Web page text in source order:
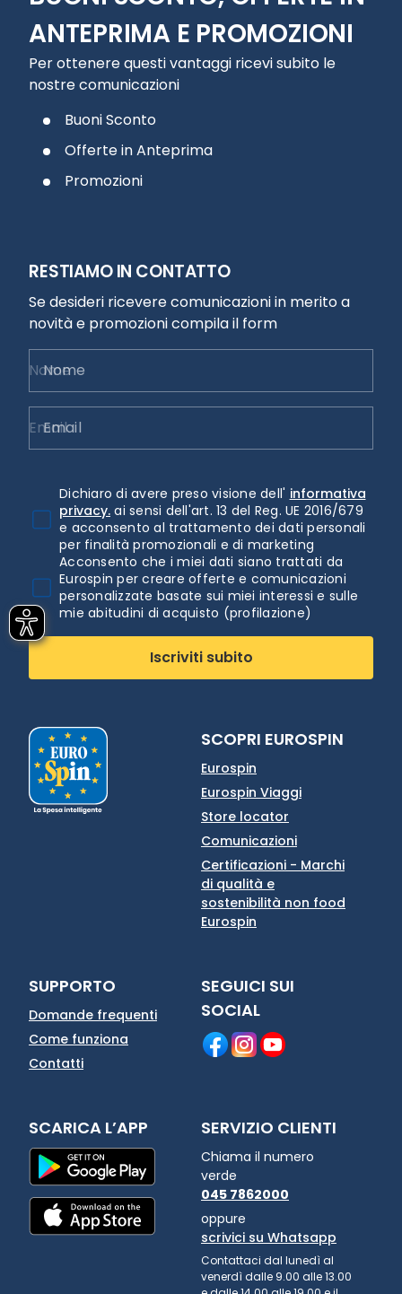
ANTEPRIMA E PROMOZIONI
Per ottenere questi vantaggi ricevi subito le
nostre comunicazioni
Buoni Sconto
Offerte in Anteprima
Promozioni
RESTIAMO IN CONTATTO
Se desideri ricevere comunicazioni in merito a
novità e promozioni compila il form
Nome
Email
Dichiaro di avere preso visione dell' informativa
privacy. ai sensi dell'art. 13 del Reg. UE 2016/679
e acconsento al trattamento dei dati personali
per finalità promozionali e di marketing
Acconsento che i miei dati siano trattati da
Eurospin per creare offerte e comunicazioni
personalizzate basate sui miei interessi e sulle
mie abitudini di acquisto (profilazione)
Iscriviti subito
SCOPRI EUROSPIN
Eurospin
Eurospin Viaggi
Store locator
Comunicazioni
Certificazioni - Marchi
di qualità e
sostenibilità non food
Eurospin
SUPPORTO
Domande frequenti
Come funziona
Contatti
SEGUICI SUI
SOCIAL
SCARICA L’APP SERVIZIO CLIENTI
Chiama il numero
verde
045 7862000
oppure
scrivici su Whatsapp
Contattaci dal lunedì al
venerdì dalle 9.00 alle 13.00